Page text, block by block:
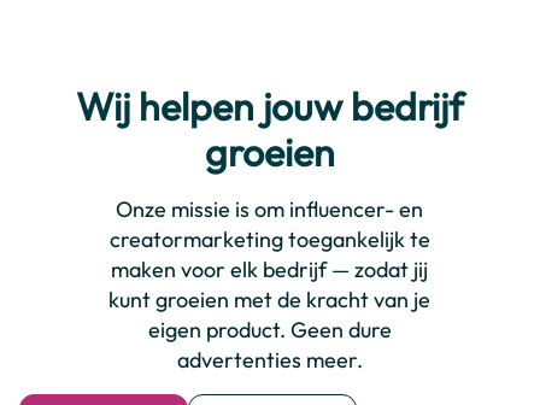
Wij helpen jouw bedrijf
groeien
Onze missie is om influencer- en
creatormarketing toegankelijk te
maken voor elk bedrijf — zodat jij
kunt groeien met de kracht van je
eigen product. Geen dure
advertenties meer.